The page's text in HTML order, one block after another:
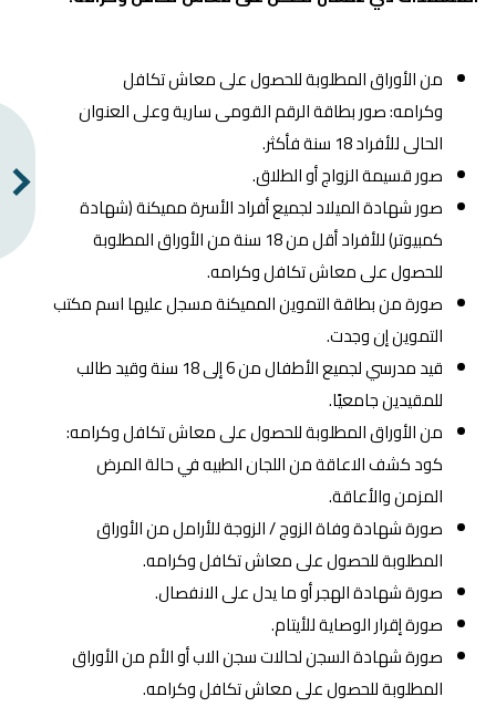
من الأوراق المطلوبة للحصول على معاش تكافل
وكرامه: صور بطاقة الرقم القومى سارية وعلى العنوان
الحالى للأفراد 18 سنة فأكثر.
صور قسيمة الزواج أو الطلاق.
صور شهادة الميلاد لجميع أفراد الأسرة مميكنة (شهادة
كمبيوتر) للأفراد أقل من 18 سنة من الأوراق المطلوبة
للحصول على معاش تكافل وكرامه.
صورة من بطاقة التموين المميكنة مسجل عليها اسم مكتب
التموين إن وجدت.
قيد مدرسي لجميع الأطفال من 6 إلى 18 سنة وقيد طالب
للمقيدين جامعيًا.
من الأوراق المطلوبة للحصول على معاش تكافل وكرامه:
كود كشف الاعاقة من اللجان الطبيه في حالة المرض
المزمن والأعاقة.
صورة شهادة وفاة الزوج / الزوجة للأرامل من الأوراق
المطلوبة للحصول على معاش تكافل وكرامه.
صورة شهادة الهجر أو ما يدل على الانفصال.
صورة إقرار الوصاية للأيتام.
صورة شهادة السجن لحالات سجن الاب أو الأم من الأوراق
المطلوبة للحصول على معاش تكافل وكرامه.